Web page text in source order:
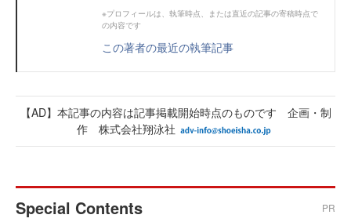
※プロフィールは、執筆時点、または直近の記事の寄稿時点で
の内容です
この著者の最近の執筆記事
【AD】本記事の内容は記事掲載開始時点のものです 企画・制
作 株式会社翔泳社
Special Contents PR